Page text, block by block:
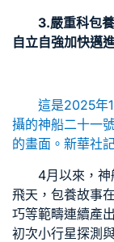
3.嚴重科包
自立自強加快邁
這是2025年
攝的神船二十一
的畫面。新華社
4月以來，
飛天， 包養故事
巧等範疇連續產
初次小行星探測